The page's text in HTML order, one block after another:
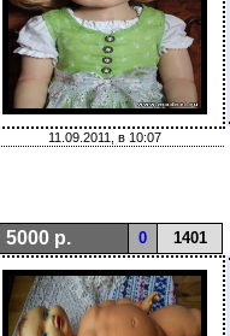
11.09.2011, в 10:07
5000 р. 0 1401